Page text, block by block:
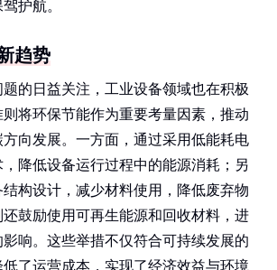
护航。
趋势
的日益关注，工业设备领域也在积极
将环保节能作为重要考量因素，推动
向发展。一方面，通过采用低能耗电
降低设备运行过程中的能源消耗；另
构设计，减少材料使用，降低废弃物
鼓励使用可再生能源和回收材料，进
响。这些举措不仅符合可持续发展的
了运营成本，实现了经济效益与环境